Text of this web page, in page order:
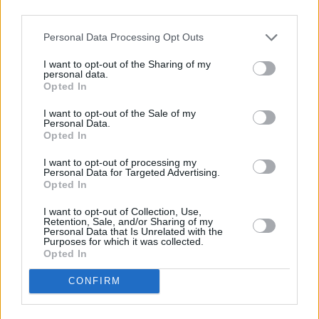
Personal Data Processing Opt Outs
I want to opt-out of the Sharing of my
personal data.
Opted In
I want to opt-out of the Sale of my
Personal Data.
Opted In
I want to opt-out of processing my
Personal Data for Targeted Advertising.
Opted In
I want to opt-out of Collection, Use,
Retention, Sale, and/or Sharing of my
Personal Data that Is Unrelated with the
Purposes for which it was collected.
Opted In
CONFIRM
• Βασική ληξιπρόθεσμη οφειλή από
εισφορές κοινωνικής ασφάλισης προς τον
ευρώ και η καταβολή της καθυστερεί για
χρονικό διάστημα μεγαλύτερο του έτους
κατά την ημερομηνία άντλησης των
στοιχείων αυτών από το πληροφοριακό
σύστημα του Κέντρου Είσπραξης
Ασφαλιστικών Οφειλών (ΚΕΑΟ).